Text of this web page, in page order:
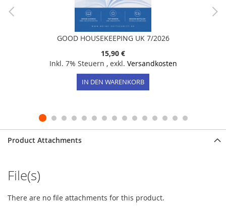
GOOD HOUSEKEEPING UK 7/2026
15,90 €
Inkl. 7% Steuern , exkl. Versandkosten
IN DEN WARENKORB
Product Attachments
File(s)
There are no file attachments for this product.